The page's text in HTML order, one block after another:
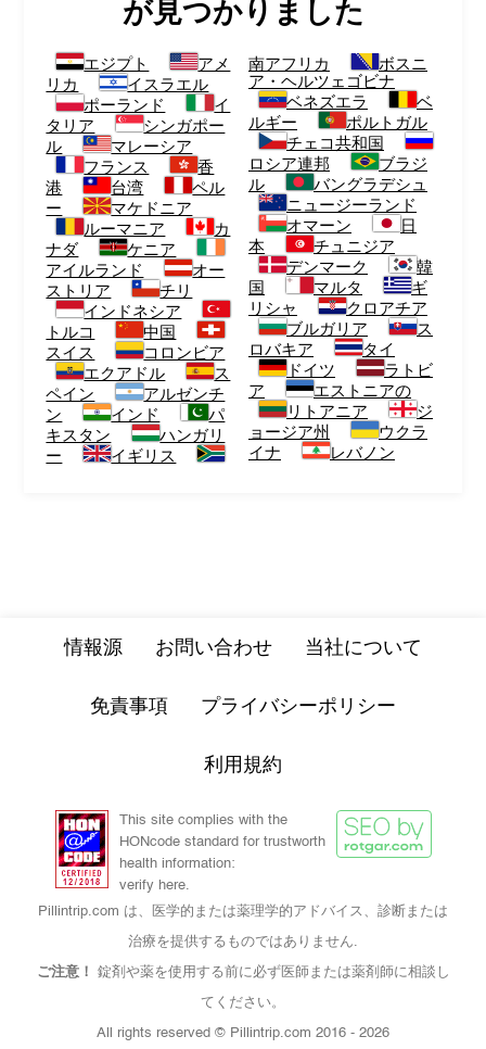
が見つかりました
エジプト
アメ
リカ
イスラエル
ポーランド
イ
タリア
シンガポー
ル
マレーシア
フランス
香
港
台湾
ペル
ー
マケドニア
ルーマニア
カ
ナダ
ケニア
アイルランド
オー
ストリア
チリ
インドネシア
トルコ
中国
スイス
コロンビア
エクアドル
ス
ペイン
アルゼンチ
ン
インド
パ
キスタン
ハンガリ
ー
イギリス
南アフリカ
ボスニ
ア・ヘルツェゴビナ
ベネズエラ
ベ
ルギー
ポルトガル
チェコ共和国
ロシア連邦
ブラジ
ル
バングラデシュ
ニュージーランド
オマーン
日
本
チュニジア
デンマーク
韓
国
マルタ
ギ
リシャ
クロアチア
ブルガリア
ス
ロバキア
タイ
ドイツ
ラトビ
ア
エストニアの
リトアニア
ジ
ョージア州
ウクラ
イナ
レバノン
情報源 お問い合わせ 当社について
免責事項 プライバシーポリシー
利用規約
This site complies with the
HONcode standard for trustworth
health information:
verify here.
Pillintrip.com は、医学的または薬理学的アドバイス、診断または
治療を提供するものではありません.
ご注意！ 錠剤や薬を使用する前に必ず医師または薬剤師に相談し
てください。
All rights reserved © Pillintrip.com 2016 - 2026